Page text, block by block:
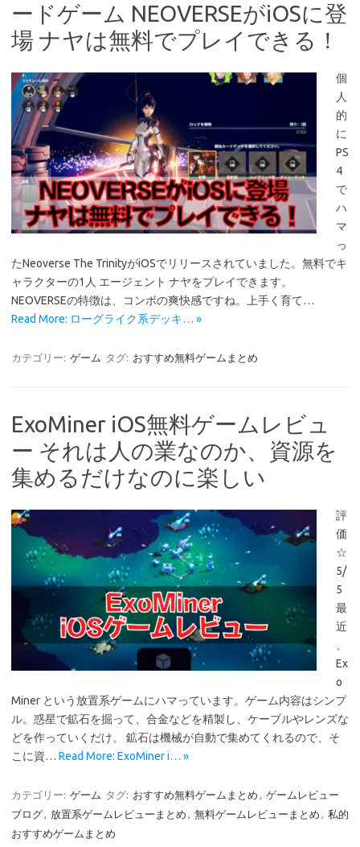
ードゲーム NEOVERSEがiOSに登
場 ナヤは無料でプレイできる！
個
人
的
に
PS
4
で
ハ
マ
っ
たNeoverse The TrinityがiOSでリリースされていました。無料でキ
ャラクターの1人 エージェント ナヤをプレイできます。
NEOVERSEの特徴は、コンボの爽快感ですね。上手く育て…
Read More: ローグライク系デッキ… »
カテゴリー: ゲーム タグ: おすすめ無料ゲームまとめ
ExoMiner iOS無料ゲームレビュ
ー それは人の業なのか、資源を
集めるだけなのに楽しい
評
価
☆
5/
5
最
近
Ex
o
Miner という放置系ゲームにハマっています。ゲーム内容はシンプ
ル。惑星で鉱石を掘って、合金などを精製し、ケーブルやレンズな
どを作っていくだけ。 鉱石は機械が自動で集めてくれるので、そ
こに資… Read More: ExoMiner i… »
カテゴリー: ゲーム タグ: おすすめ無料ゲームまとめ , ゲームレビュー
ブログ, 放置系ゲームレビューまとめ , 無料ゲームレビューまとめ , 私的
おすすめゲームまとめ